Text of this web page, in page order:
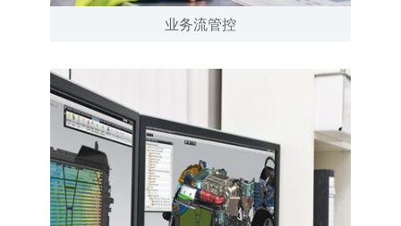
业务流管控